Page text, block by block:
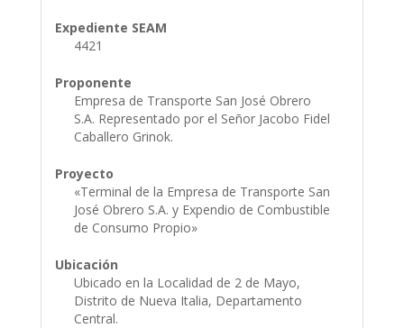
Expediente SEAM
4421
Proponente
Empresa de Transporte San José Obrero
S.A. Representado por el Señor Jacobo Fidel
Caballero Grinok.
Proyecto
«Terminal de la Empresa de Transporte San
José Obrero S.A. y Expendio de Combustible
de Consumo Propio»
Ubicación
Ubicado en la Localidad de 2 de Mayo,
Distrito de Nueva Italia, Departamento
Central.